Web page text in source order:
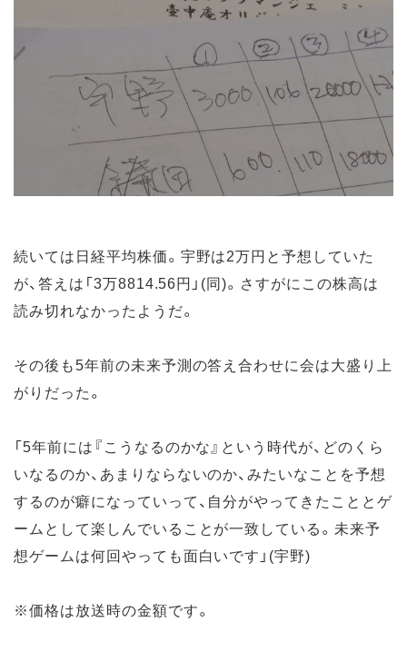
続いては日経平均株価。宇野は2万円と予想していた
が、答えは「3万8814.56円」(同)。さすがにこの株高は
読み切れなかったようだ。
その後も5年前の未来予測の答え合わせに会は大盛り上
がりだった。
「5年前には『こうなるのかな』という時代が、どのくら
いなるのか、あまりならないのか、みたいなことを予想
するのが癖になっていって、自分がやってきたこととゲ
ームとして楽しんでいることが一致している。未来予
想ゲームは何回やっても面白いです」(宇野)
※価格は放送時の金額です。